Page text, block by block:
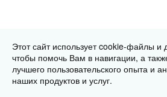
© 2026 print-logo.ru
Разработано в
Этот сайт использует cookie-файлы и
чтобы помочь Вам в навигации, а
лучшего пользовательского опыта и
наших продуктов и услуг.